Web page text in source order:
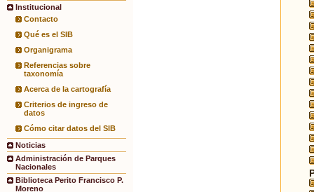
Institucional
Contacto
Qué es el SIB
Organigrama
Referencias sobre
taxonomía
Acerca de la cartografía
Criterios de ingreso de
datos
Cómo citar datos del SIB
Noticias
Administración de Parques
Nacionales
Biblioteca Perito Francisco P.
Moreno